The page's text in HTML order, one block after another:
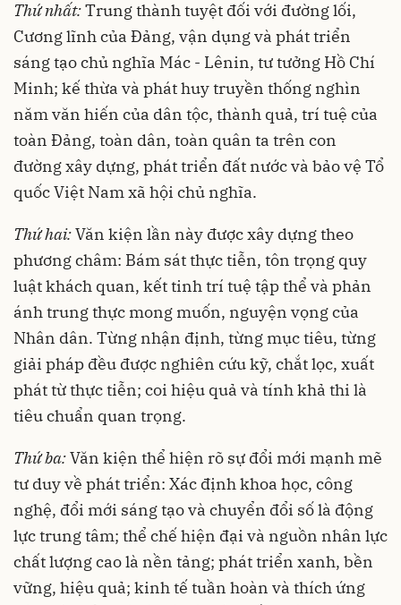
Thứ nhất:Trung thành tuyệt đối với đường lối,
Cương lĩnh của Đảng, vận dụng và phát triển
sáng tạo chủ nghĩa Mác - Lênin, tư tưởng Hồ Chí
Minh; kế thừa và phát huy truyền thống nghìn
năm văn hiến của dân tộc, thành quả, trí tuệ của
toàn Đảng, toàn dân, toàn quân ta trên con
đường xây dựng, phát triển đất nước và bảo vệ Tổ
quốc Việt Nam xã hội chủ nghĩa.
Thứ hai:Văn kiện lần này được xây dựng theo
phương châm: Bám sát thực tiễn, tôn trọng quy
luật khách quan, kết tinh trí tuệ tập thể và phản
ánh trung thực mong muốn, nguyện vọng của
Nhân dân. Từng nhận định, từng mục tiêu, từng
giải pháp đều được nghiên cứu kỹ, chắt lọc, xuất
phát từ thực tiễn; coi hiệu quả và tính khả thi là
tiêu chuẩn quan trọng.
Thứ ba:Văn kiện thể hiện rõ sự đổi mới mạnh mẽ
tư duy về phát triển: Xác định khoa học, công
nghệ, đổi mới sáng tạo và chuyển đổi số là động
lực trung tâm; thể chế hiện đại và nguồn nhân lực
chất lượng cao là nền tảng; phát triển xanh, bền
vững, hiệu quả; kinh tế tuần hoàn và thích ứng